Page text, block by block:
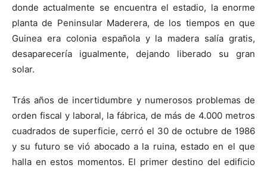
donde actualmente se encuentra el estadio, la enorme
planta de Peninsular Maderera, de los tiempos en que
Guinea era colonia española y la madera salía gratis,
desaparecería igualmente, dejando liberado su gran
solar.
Trás años de incertidumbre y numerosos problemas de
orden fiscal y laboral, la fábrica, de más de 4.000 metros
cuadrados de superficie, cerró el 30 de octubre de 1986
y su futuro se vió abocado a la ruina, estado en el que
halla en estos momentos. El primer destino del edificio